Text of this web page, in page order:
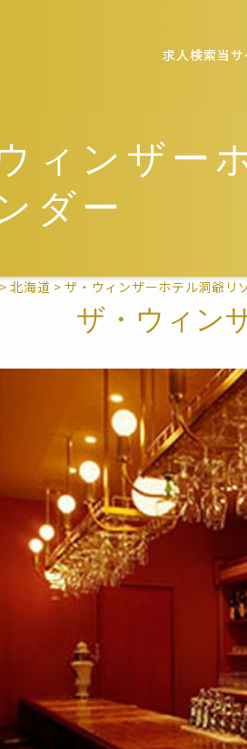
求人検索当
ィンザー
ダー
>北海道 > ザ・ウィンザーホテル洞爺リ
ザ・ウィン